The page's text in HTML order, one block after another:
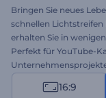
Bringen Sie neues
schnellen Lichtstreifen
erhalten Sie in
Perfekt für YouTube-
Markenidentität
Logos gleich aus!
16:9